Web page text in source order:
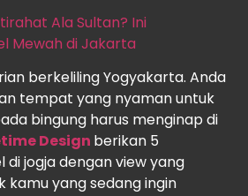
Ala Sultan? Ini
Mewah di Jakarta
berkeliling Yogyakarta. Anda
tempat yang nyaman untuk
bingung harus menginap di
Design berikan 5
jogja dengan view yang
kamu yang sedang ingin